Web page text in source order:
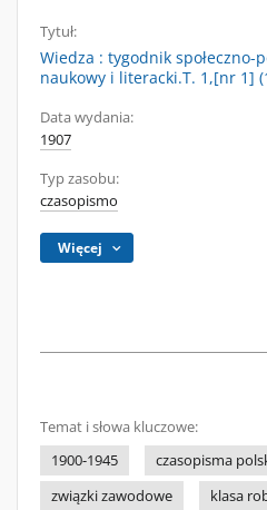
Tytuł:
Wiedza : tygodnik
naukowy i literacki.T. 1,[nr 1]
Data wydania:
1907
Typ zasobu:
czasopismo
Więcej
Temat i słowa kluczowe:
1900-1945
czasopisma
związki zawodowe
klasa